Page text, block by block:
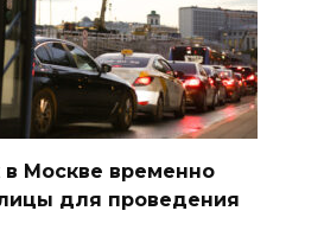
Москве временно
для проведения